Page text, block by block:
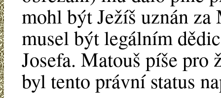
mohl být Ježíš uznán
musel být legálním
Josefa. Matouš píše
byl tento právní status